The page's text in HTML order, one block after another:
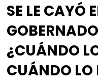
SE LE CAYÓ
¿CUÁNDO
CUÁNDO LO